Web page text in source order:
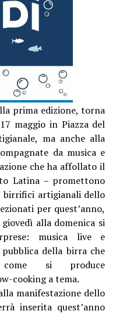
prima edizione, torna
maggio in Piazza del
ma anche alla
da musica e
che ha affollato il
Latina – promettono
birrifici artigianali dello
per quest’anno,
alla domenica si
musica live e
della birra che
si produce
cooking a tema.
manifestazione dello
inserita quest’anno